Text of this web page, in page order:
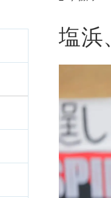
塩浜